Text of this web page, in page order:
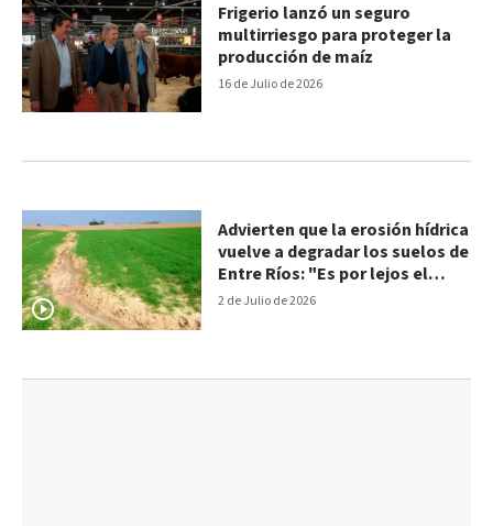
16 de Julio de 2026
Frigerio lanzó un seguro
multirriesgo para proteger la
producción de maíz
2 de Julio de 2026
Advierten que la erosión hídrica
vuelve a degradar los suelos de
Entre Ríos: "Es por lejos el
principal problema"